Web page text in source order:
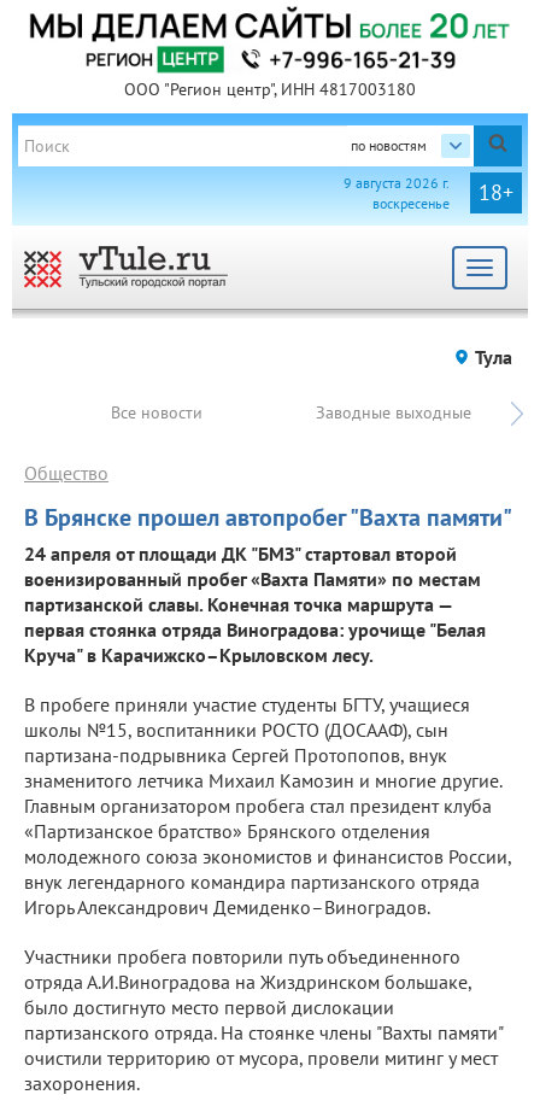
ООО "Регион центр", ИНН 4817003180
по новостям
18+
9 августа 2026 г.
воскресенье
Toggle
Тула
Все новости Заводные выходные
В Брянске прошел автопробег "Вахта памяти"
Общество
24 апреля от площади ДК "БМЗ" стартовал второй
военизированный пробег «Вахта Памяти» по местам
партизанской славы. Конечная точка маршрута —
первая стоянка отряда Виноградова: урочище "Белая
Круча" в Карачижско–Крыловском лесу.
В пробеге приняли участие студенты БГТУ, учащиеся
школы №15, воспитанники РОСТО (ДОСААФ), сын
партизана-подрывника Сергей Протопопов, внук
знаменитого летчика Михаил Камозин и многие другие.
Главным организатором пробега стал президент клуба
«Партизанское братство» Брянского отделения
молодежного союза экономистов и финансистов России,
внук легендарного командира партизанского отряда
Игорь Александрович Демиденко–Виноградов.
Участники пробега повторили путь объединенного
отряда А.И.Виноградова на Жиздринском большаке,
было достигнуто место первой дислокации
партизанского отряда. На стоянке члены "Вахты памяти"
очистили территорию от мусора, провели митинг у мест
захоронения.